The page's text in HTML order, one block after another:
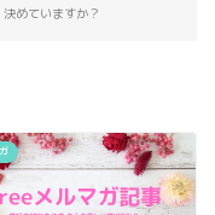
めていますか？